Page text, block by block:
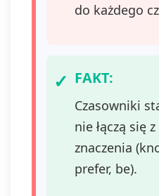
do każdego
FAKT:
Czasowniki
nie łączą się
znaczenia
prefer, be).